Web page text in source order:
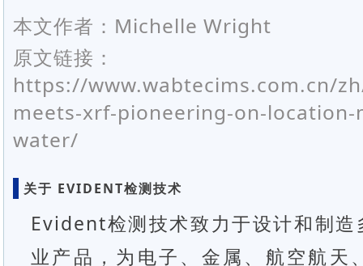
本文作者：Michelle Wright
原文链接：
https://www.wabtecims.com.cn/
meets-xrf-pioneering-on-location-
water/
关于 EVIDENT检测技术
Evident检测技术致力于设计和制
业产品，为电子、金属、航空航天